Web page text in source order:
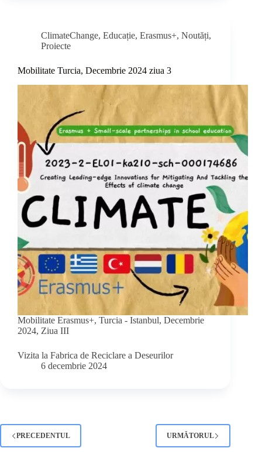
ClimateChange, Educație, Erasmus+, Noutăți,
Proiecte
Mobilitate Turcia, Decembrie 2024 ziua 3
Mobilitate Erasmus+, Turcia - Istanbul, Decembrie
2024, Ziua III
Vizita la Fabrica de Reciclare a Deseurilor
6 decembrie 2024
PRECEDENTUL URMĂTORUL